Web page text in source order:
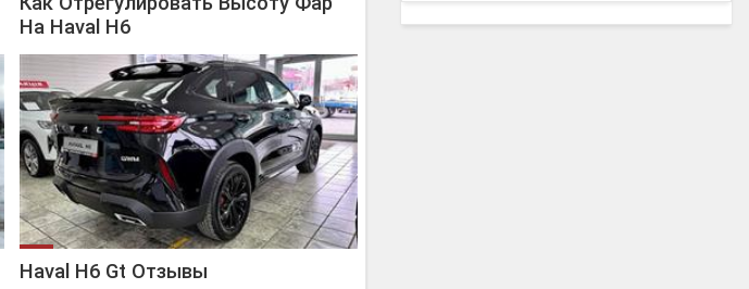
На Haval H6
Haval H6 Gt Отзывы